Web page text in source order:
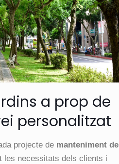
a prop de
personalitzat
projecte de manteniment de
les necessitats dels clients i